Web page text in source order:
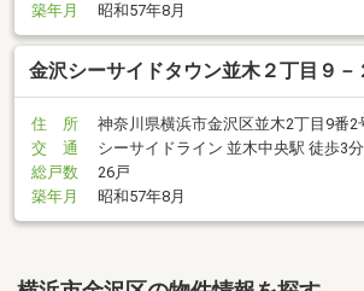
築年月
昭和57年8月
金沢シーサイドタウン並木２丁目９－
住 所
神奈川県横浜市金沢区並木2丁目9番2
交 通
シーサイドライン 並木中央駅 徒歩3分
総戸数
26戸
築年月
昭和57年8月